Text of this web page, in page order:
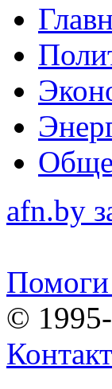
afn.by
Помоги
©